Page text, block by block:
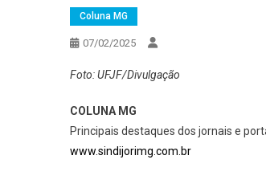
Coluna MG
07/02/2025
Foto: UFJF/Divulgação
COLUNA MG
Principais destaques dos jornais e
www.sindijorimg.com.br